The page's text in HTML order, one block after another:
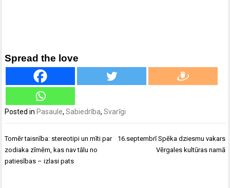
Spread the love
Posted in Pasaule,Sabiedrība,Svarīgi
Ziņu
izvēlne
Tomēr taisnība: stereotipi un mīti par
zodiaka zīmēm, kas nav tālu no
patiesības – izlasi pats
16.septembrī Spēka dziesmu vakars
Vērgales kultūras namā